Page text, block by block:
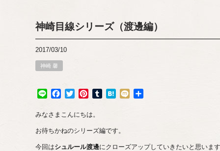
神崎目線シリーズ（渡邊編）
2017/03/10
神崎 馨
Line Facebook
TwitterPinterestTumblrHatena
Mixi
みなさまこんにちは。
お待ちかねのシリーズ編です。
今回はシュルール渡邊にクローズアップしていきたいと思いま